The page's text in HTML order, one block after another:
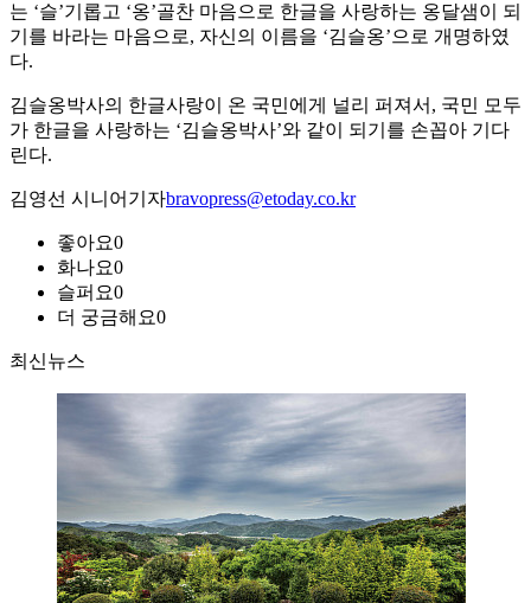
는 ‘슬’기롭고 ‘옹’골찬 마음으로 한글을 사랑하는 옹달샘이 되
기를 바라는 마음으로, 자신의 이름을 ‘김슬옹’으로 개명하였
다.
김슬옹박사의 한글사랑이 온 국민에게 널리 퍼져서, 국민 모두
가 한글을 사랑하는 ‘김슬옹박사’와 같이 되기를 손꼽아 기다
린다.
김영선 시니어기자bravopress@etoday.co.kr
좋아요0
화나요0
슬퍼요0
더 궁금해요0
최신뉴스